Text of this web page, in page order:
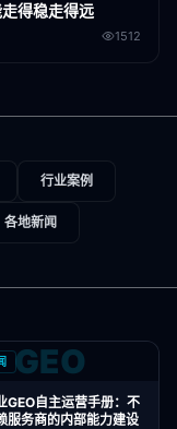
得稳走得远
1512
行业案例
各地新闻
GEO
GEO自主运营手册：不
服务商的内部能力建设